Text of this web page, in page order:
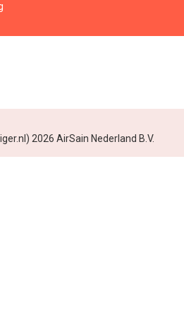
2026 AirSain Nederland B.V.